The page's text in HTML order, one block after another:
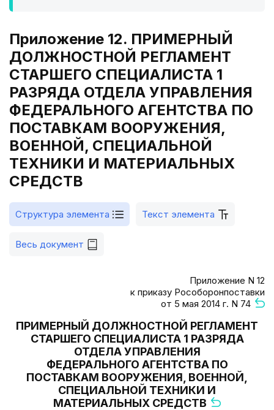
Приложение 12. ПРИМЕРНЫЙ
ДОЛЖНОСТНОЙ РЕГЛАМЕНТ
СТАРШЕГО СПЕЦИАЛИСТА 1
РАЗРЯДА ОТДЕЛА УПРАВЛЕНИЯ
ФЕДЕРАЛЬНОГО АГЕНТСТВА ПО
ПОСТАВКАМ ВООРУЖЕНИЯ,
ВОЕННОЙ, СПЕЦИАЛЬНОЙ
ТЕХНИКИ И МАТЕРИАЛЬНЫХ
СРЕДСТВ
Структура элемента Текст элемента
Весь документ
Приложение N 12
к приказу Рособоронпоставки
от 5 мая 2014 г. N 74
ПРИМЕРНЫЙ ДОЛЖНОСТНОЙ РЕГЛАМЕНТ
СТАРШЕГО СПЕЦИАЛИСТА 1 РАЗРЯДА
ОТДЕЛА УПРАВЛЕНИЯ
ФЕДЕРАЛЬНОГО АГЕНТСТВА ПО
ПОСТАВКАМ ВООРУЖЕНИЯ, ВОЕННОЙ,
СПЕЦИАЛЬНОЙ ТЕХНИКИ И
МАТЕРИАЛЬНЫХ СРЕДСТВ